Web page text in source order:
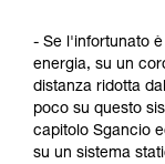
- Se l'infortunato
energia, su un
distanza ridotta
poco su questo
capitolo Sgancio
su un sistema